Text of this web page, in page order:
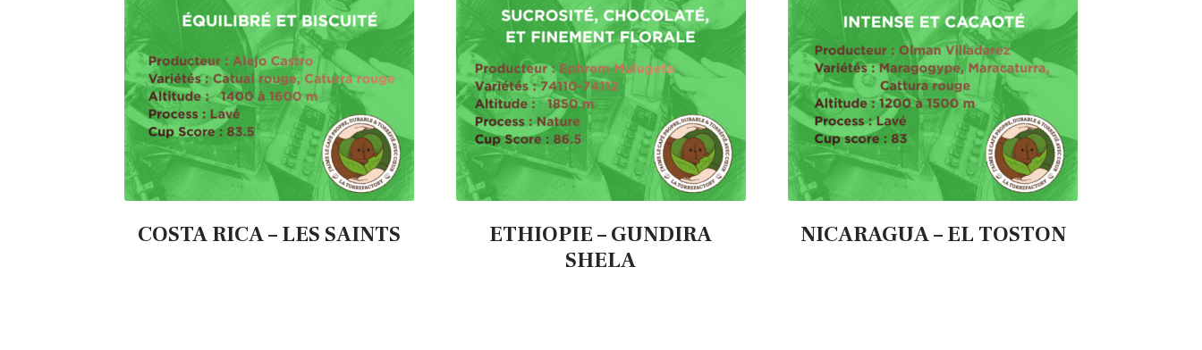
COSTA RICA – LES SAINTS
ETHIOPIE – GUNDIRA
SHELA
NICARAGUA – EL TOSTON